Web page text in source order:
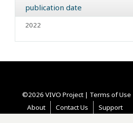
publication date
2022
©2026 VIVO Project | Terms of Use
About
Contact Us Support